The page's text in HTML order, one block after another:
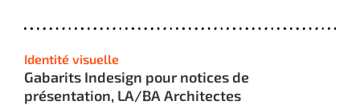
Identité visuelle
Gabarits Indesign pour notices de
présentation, LA/BA Architectes